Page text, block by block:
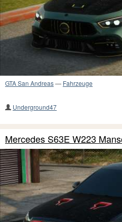
GTA San Andreas— Fahrzeuge
Underground47
Mercedes S63E W223